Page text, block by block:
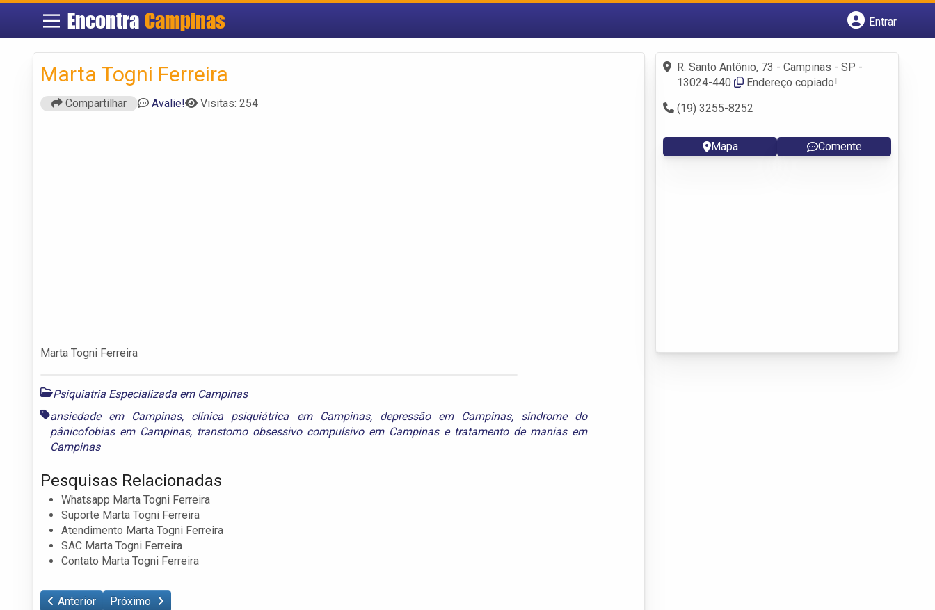
EncontraCampinas
Entrar
Fazer login
Criar conta
Marta Togni Ferreira
Compartilhar Avalie! Visitas: 254
Marta Togni Ferreira
Psiquiatria Especializada em Campinas
ansiedade em Campinas, clínica psiquiátrica em Campinas, depressão em Campinas, síndrome do
pânicofobias em Campinas, transtorno obsessivo compulsivo em Campinase tratamento de manias em
Campinas
Pesquisas Relacionadas
Whatsapp Marta Togni Ferreira
Suporte Marta Togni Ferreira
Atendimento Marta Togni Ferreira
SAC Marta Togni Ferreira
Contato Marta Togni Ferreira
Anterior Próximo
R. Santo Antônio, 73 - Campinas - SP -
13024-440
Endereço copiado!
(19) 3255-8252
Mapa Comente